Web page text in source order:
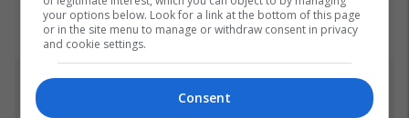
your options below. Look for a link at the bottom of this page
or in the site menu to manage or withdraw consent in privacy
and cookie settings.
Consent